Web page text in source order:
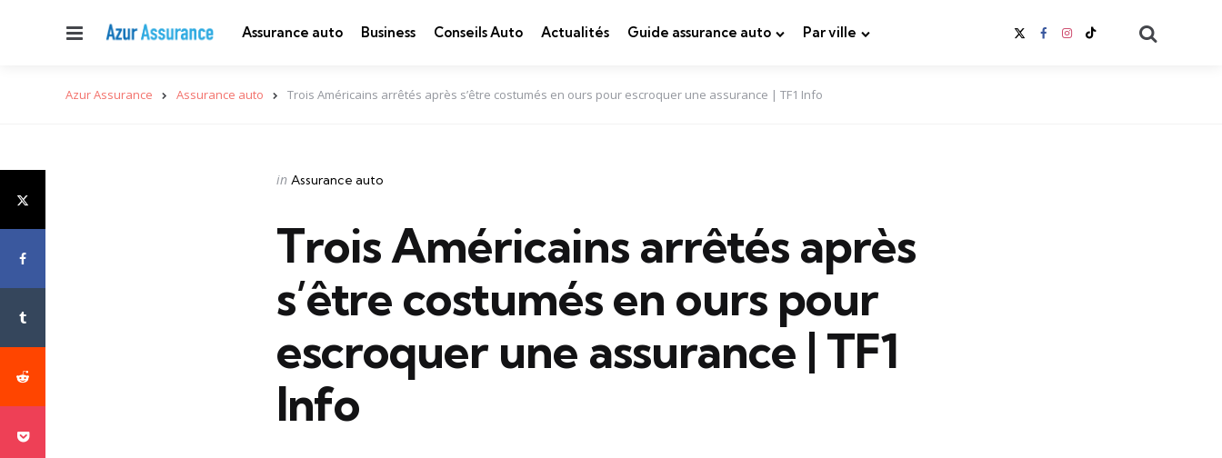
Menu Assurance auto Business Conseils Auto Actualités Guide assurance auto Par ville
Azur Assurance Assurance auto Trois Américains arrêtés après s’être costumés en ours pour escroquer une assurance | TF1 Info
Categories
Posted
in Assurance auto
Trois Américains arrêtés après
s’être costumés en ours pour
escroquer une assurance | TF1
Info